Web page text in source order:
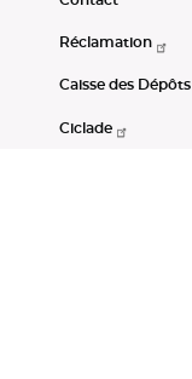
Réclamation
Caisse des Dépôts
Ciclade